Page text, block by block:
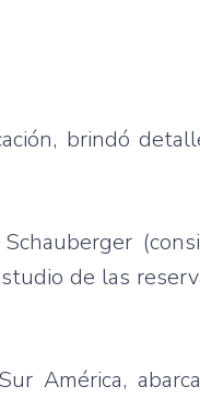
brindó
de las
América,